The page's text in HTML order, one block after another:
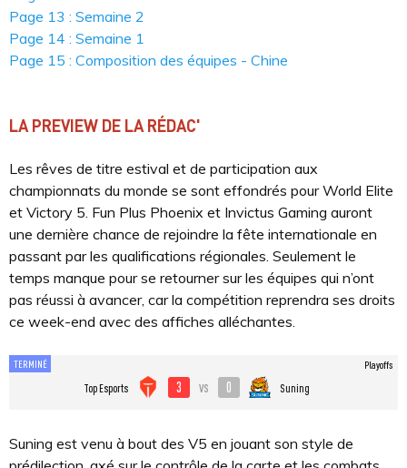
Page 13 : Semaine 2
Page 14 : Semaine 1
Page 15 : Composition des équipes - Chine
LA PREVIEW DE LA RÉDAC'
Les rêves de titre estival et de participation aux
championnats du monde se sont effondrés pour World Elite
et Victory 5. Fun Plus Phoenix et Invictus Gaming auront
une dernière chance de rejoindre la fête internationale en
passant par les qualifications régionales. Seulement le
temps manque pour se retourner sur les équipes qui n’ont
pas réussi à avancer, car la compétition reprendra ses droits
ce week-end avec des affiches alléchantes.
TERMINÉ
Top Esports 3 vs 0 Suning
Playoffs
Suning est venu à bout des V5 en jouant son style de